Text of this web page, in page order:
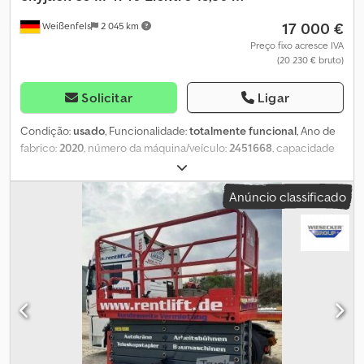
Weißenfels 2 045 km 17 000 €
Preço fixo acresce IVA
(20 230 € bruto)
Solicitar Ligar
Condição:usado, Funcionalidade:totalmente funcional, Ano de
fabrico:2020, número da máquina/veículo:2451668, capacidade
, altura de elevação:
plataforma:2 190 mm, largura da plataforma:1 060 mm, peso total:
, comprimento de transporte: 2 400 mm, largura de
1 190 mm , altura de transporte:2 210 mm, tipo de
elétrico, tamanho do pneu: 16x5x12, cor: vermelho,
tração integral, Dados técnicos Ano de fabricação:
2020 Motor: Elétrico 2WD Altura de trabalho: 13,80 m Altura da
plataforma: 11,80 m Extensão da plataforma: 0,90 m Dimensões da
plataforma (C x L): 2,19 m x 1,06 m Dimensões totais (C x L x A): 2,40
m x 1,19 m x 2,48 m Capacidade de carga: 350 kg Djdpfx Aceyknh
Njqskr Peso total: 2985 kg Capacidade de subida: 25% Raio de
giro (externo): 2,58 m Velocidade de deslocamento: 1,0 - 3,2 km/h
Anúncio classificado